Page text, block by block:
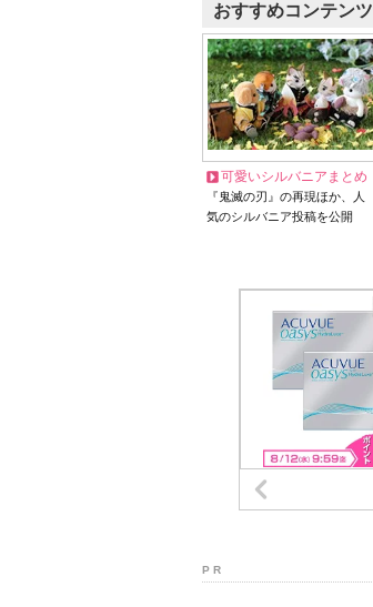
おすすめコンテンツ
可愛いシルバニアまとめ
『鬼滅の刃』の再現ほか、人
気のシルバニア投稿を公開
P R